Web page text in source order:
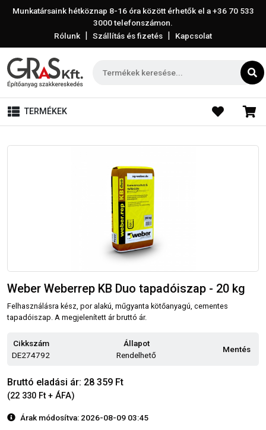
Munkatársaink hétköznap 8-16 óra között érhetők el a+36 70 533
3000telefonszámon.
Rólunk | Szállítás és fizetés | Kapcsolat
TERMÉKEK
Weber Weberrep KB Duo tapadóiszap - 20 kg
Felhasználásra kész, por alakú, műgyanta kötőanyagú, cementes
tapadóiszap. A megjelenített ár bruttó ár.
Cikkszám
DE274792
Állapot
Rendelhető
Mentés
Bruttó eladási ár: 28 359 Ft
(22 330 Ft + ÁFA)
Árak módosítva: 2026-08-09 03:45